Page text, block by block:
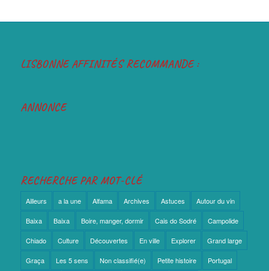
LISBONNE AFFINITÉS RECOMMANDE :
ANNONCE
RECHERCHE PAR MOT-CLÉ
Ailleurs a la une Alfama Archives Astuces Autour du vin
Baixa Baixa Boire, manger, dormir Cais do Sodré Campolide
Chiado Culture Découvertes En ville Explorer Grand large
Graça Les 5 sens Non classifié(e) Petite histoire Portugal